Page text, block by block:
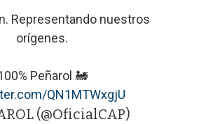
Representando nuestros
orígenes.
Peñarol 🚂
QN1MTWxgjU
(@OficialCAP)